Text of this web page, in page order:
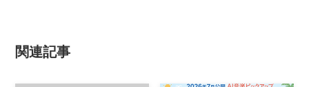
関連記事